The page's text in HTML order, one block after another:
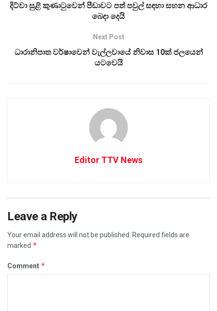
දිට්වා සුළි කුණාටුවෙන් පීඩාවට පත් පවුල් සඳහා සහන ආධාර
බෙදා දෙයි
Next Post
ධාරානිපාත වර්ෂාවෙන් වැල්ලවායේ නිවාස 10ක් ජලයෙන්
යටවෙයි
Editor TTV News
Leave a Reply
Your email address will not be published.
Required fields are
marked *
Comment *